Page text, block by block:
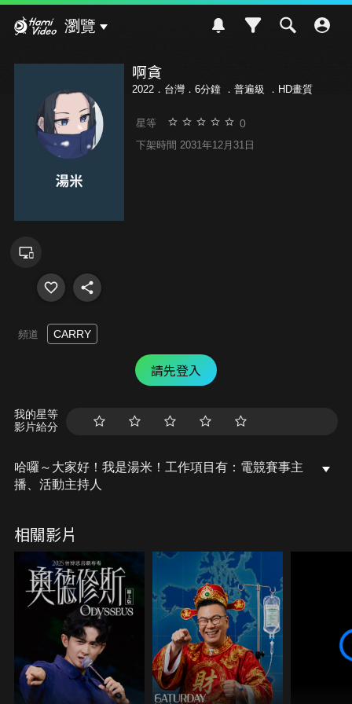
瀏覽
啊貪
2022．台灣．6分鐘 ． 普遍級 ．HD畫質
星等 0
下架時間 2031年12月31日
頻道 CARRY
請先登入
我的星等
影片給分
哈囉～大家好！我是湯米！工作項目有：電競賽事主
播、活動主持人
相關影片